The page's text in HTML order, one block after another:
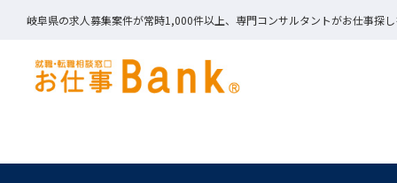
岐阜県の求人募集案件が常時1,000件以上、専門コンサルタントがお仕事探し